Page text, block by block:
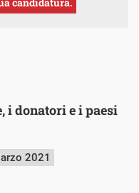
i donatori e i paesi
2021